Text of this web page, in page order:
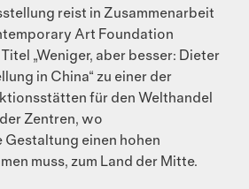
reist in Zusammenarbeit
Art Foundation
„Weniger, aber besser: Dieter
in China“ zu einer der
für den Welthandel
Zentren, wo
einen hohen
muss, zum Land der Mitte.